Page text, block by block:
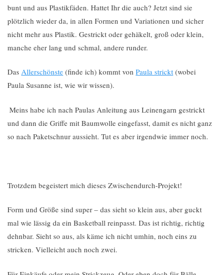
bunt und aus Plastikfäden. Hattet Ihr die auch? Jetzt sind sie
plötzlich wieder da, in allen Formen und Variationen und sicher
nicht mehr aus Plastik. Gestrickt oder gehäkelt, groß oder klein,
manche eher lang und schmal, andere runder.
Das Allerschönste (finde ich) kommt von Paula strickt (wobei
Paula Susanne ist, wie wir wissen).
Meins habe ich nach Paulas Anleitung aus Leinengarn gestrickt
und dann die Griffe mit Baumwolle eingefasst, damit es nicht ganz
so nach Paketschnur aussieht. Tut es aber irgendwie immer noch.
Trotzdem begeistert mich dieses Zwischendurch-Projekt!
Form und Größe sind super – das sieht so klein aus, aber guckt
mal wie lässig da ein Basketball reinpasst. Das ist richtig, richtig
dehnbar. Sieht so aus, als käme ich nicht umhin, noch eins zu
stricken. Vielleicht auch noch zwei.